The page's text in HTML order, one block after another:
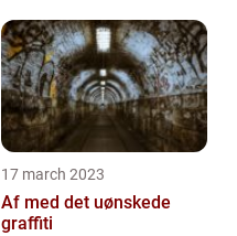
17 march 2023
Af med det uønskede
graffiti